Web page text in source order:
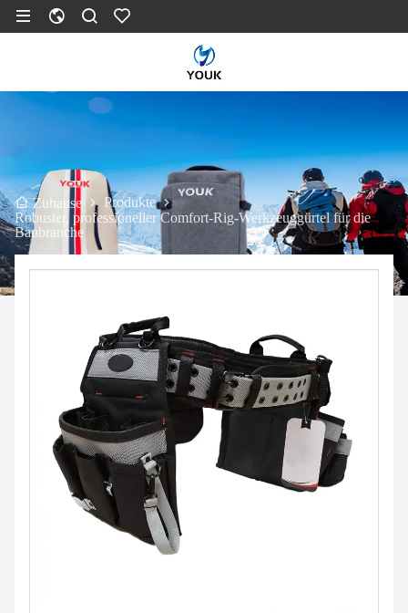
Zuhause
Produkte
Robuster, professioneller Comfort-Rig-Werkzeuggürtel für die
Baubranche